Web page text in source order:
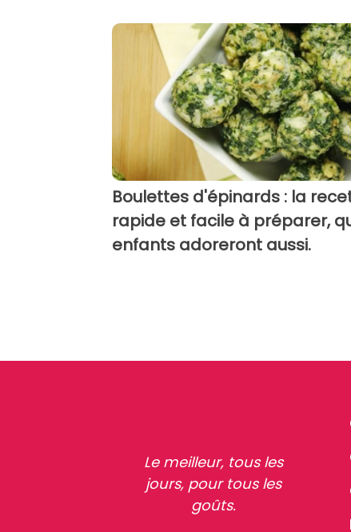
Boulettes d'épinards : la
rapide et facile à préparer,
enfants adoreront aussi.
Le meilleur, tous les
jours, pour tous les
goûts.